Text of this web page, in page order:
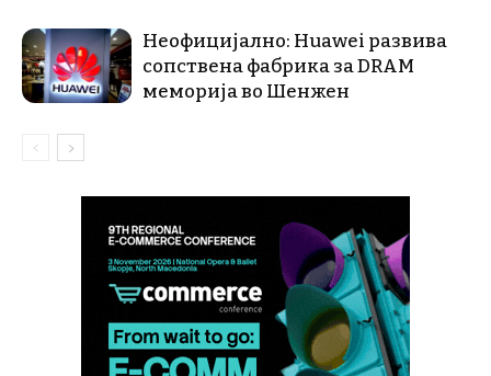
Неофицијално: Huawei развива
сопствена фабрика за DRAM
меморија во Шенжен